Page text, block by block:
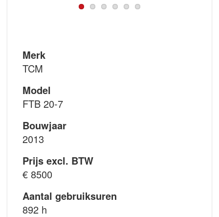
Merk
TCM
Model
FTB 20-7
Bouwjaar
2013
Prijs excl. BTW
€ 8500
Aantal gebruiksuren
892 h